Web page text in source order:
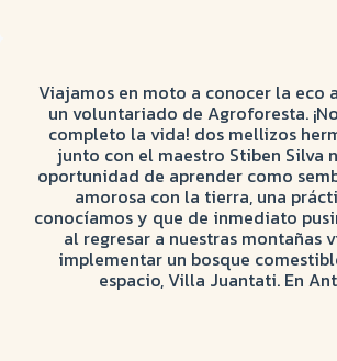
Viajamos en moto a conocer la eco
un voluntariado de Agroforesta.
completo la vida! dos mellizos
junto con el maestro Stiben Silva
oportunidad de aprender como
amorosa con la tierra, una
conocíamos y que de inmediato
al regresar a nuestras montañas
implementar un bosque
espacio, Villa Juantati. En